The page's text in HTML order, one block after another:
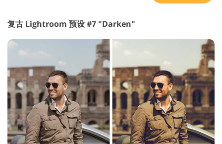
复古 Lightroom 预设 #7 "Darken"